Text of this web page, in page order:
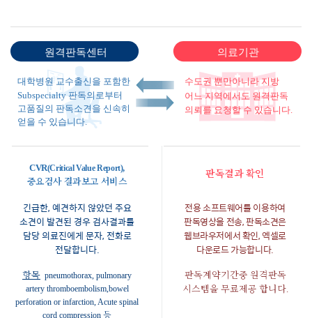
CVR(Critical Value Report),
중요검사 결과보고 서비스
판독결과 확인
긴급한, 예견하지 않았던 주요
소견이 발견된 경우 검사결과를
담당 의료진에게 문자, 전화로
전달합니다.
전용 소프트웨어를 이용하여
판독영상을 전송, 판독소견은
웹브라우저에서 확인, 엑셀로
다운로드 가능합니다.
항목 pneumothorax, pulmonary
artery thromboembolism,bowel
perforation or infarction, Acute spinal
cord compression 등
판독계약기간중 원격판독
시스템을 무료제공 합니다.